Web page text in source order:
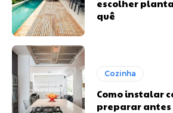
escolher
quê
Cozinha
Como instalar
preparar